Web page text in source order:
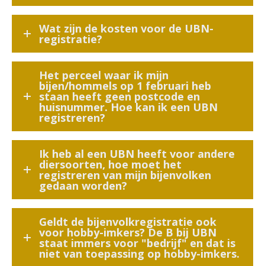
Wat zijn de kosten voor de UBN-
registratie?
Het perceel waar ik mijn
bijen/hommels op 1 februari heb
staan heeft geen postcode en
huisnummer. Hoe kan ik een UBN
registreren?
Ik heb al een UBN heeft voor andere
diersoorten, hoe moet het
registreren van mijn bijenvolken
gedaan worden?
Geldt de bijenvolkregistratie ook
voor hobby-imkers? De B bij UBN
staat immers voor "bedrijf" en dat is
niet van toepassing op hobby-imkers.